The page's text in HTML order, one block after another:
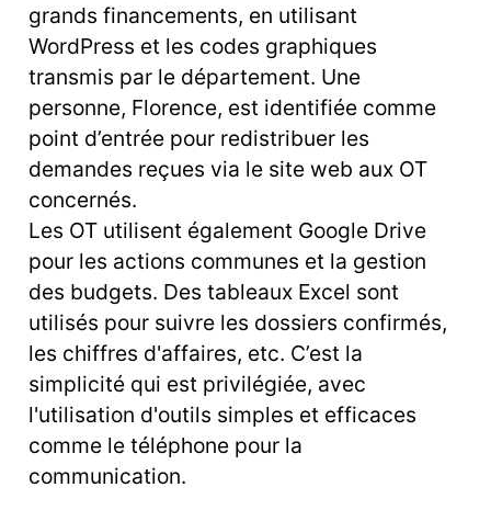
grands financements, en utilisant
WordPress et les codes graphiques
transmis par le département. Une
personne, Florence, est identifiée comme
point d’entrée pour redistribuer les
demandes reçues via le site web aux OT
concernés.
Les OT utilisent également Google Drive
pour les actions communes et la gestion
des budgets. Des tableaux Excel sont
utilisés pour suivre les dossiers confirmés,
les chiffres d'affaires, etc. C’est la
simplicité qui est privilégiée, avec
l'utilisation d'outils simples et efficaces
comme le téléphone pour la
communication.